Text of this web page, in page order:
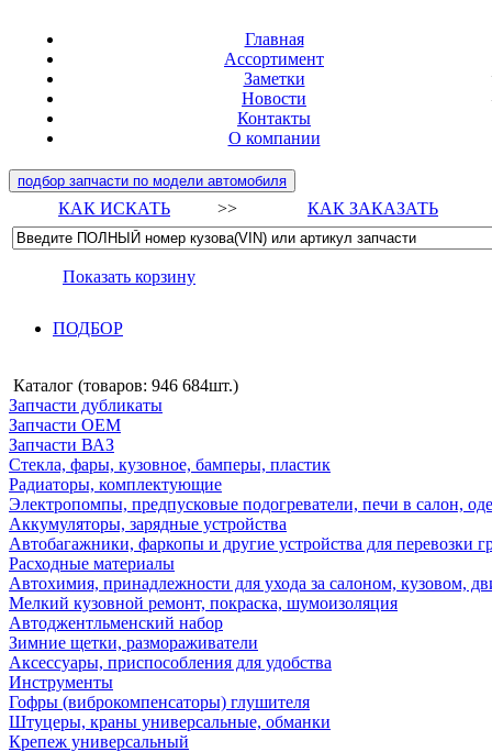
Главная
Ассортимент
Заметки
Новости
Контакты
О компании
подбор запчасти по модели автомобиля
КАК ИСКАТЬ >> КАК ЗАКАЗАТЬ
Показать корзину
ПОДБОР
Каталог (товаров: 946 684шт.)
Запчасти дубликаты
Запчасти ОЕМ
Запчасти ВАЗ
Стекла, фары, кузовное, бамперы, пластик
Радиаторы, комплектующие
Электропомпы, предпусковые подогреватели, печи в салон,
Аккумуляторы, зарядные устройства
Автобагажники, фаркопы и другие устройства для перевозки
Расходные материалы
Автохимия, принадлежности для ухода за салоном, кузовом,
Мелкий кузовной ремонт, покраска, шумоизоляция
Автоджентльменский набор
Зимние щетки, размораживатели
Аксессуары, приспособления для удобства
Инструменты
Гофры (виброкомпенсаторы) глушителя
Штуцеры, краны универсальные, обманки
Крепеж универсальный